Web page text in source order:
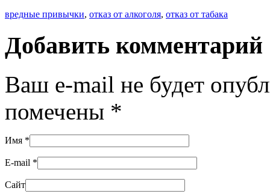
вредные привычки, отказ от алкоголя, отказ от табака
Добавить комментарий
Ваш e-mail не будет
помечены *
Имя *
E-mail *
Сайт